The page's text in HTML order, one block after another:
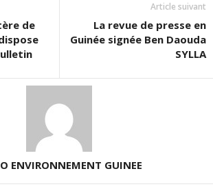
de
Article suivant
La revue de presse en
Guinée signée Ben Daouda
SYLLA
ENVIRONNEMENT GUINEE